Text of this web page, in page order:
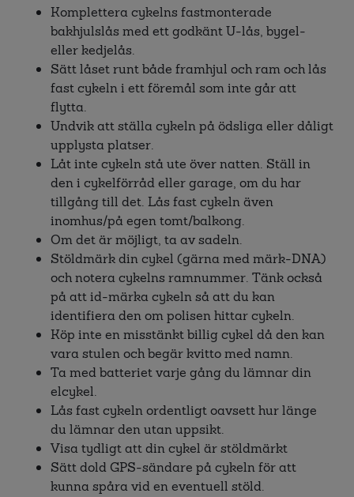
Komplettera cykelns fastmonterade
bakhjulslås med ett godkänt U-lås, bygel-
eller kedjelås.
Sätt låset runt både framhjul och ram och lås
fast cykeln i ett föremål som inte går att
flytta.
Undvik att ställa cykeln på ödsliga eller dåligt
upplysta platser.
Låt inte cykeln stå ute över natten. Ställ in
den i cykelförråd eller garage, om du har
tillgång till det. Lås fast cykeln även
inomhus/på egen tomt/balkong.
Om det är möjligt, ta av sadeln.
Stöldmärk din cykel (gärna med märk-DNA)
och notera cykelns ramnummer. Tänk också
på att id-märka cykeln så att du kan
identifiera den om polisen hittar cykeln.
Köp inte en misstänkt billig cykel då den kan
vara stulen och begär kvitto med namn.
Ta med batteriet varje gång du lämnar din
elcykel.
Lås fast cykeln ordentligt oavsett hur länge
du lämnar den utan uppsikt.
Visa tydligt att din cykel är stöldmärkt
Sätt dold GPS-sändare på cykeln för att
kunna spåra vid en eventuell stöld.